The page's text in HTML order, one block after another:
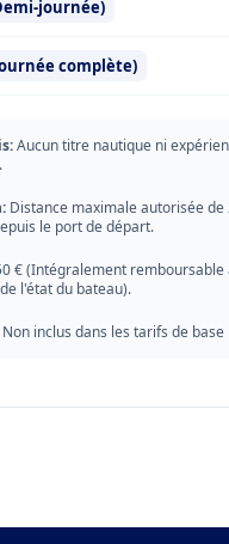
journée)
complète)
Aucun titre nautique ni
Distance maximale autorisée de
le port de départ.
€ (Intégralement remboursable
l'état du bateau).
Non inclus dans les tarifs de base